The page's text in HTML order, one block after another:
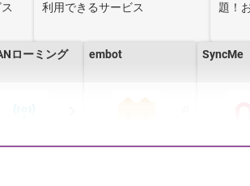
利用できるサービス
題！
ローミング embot SyncMe